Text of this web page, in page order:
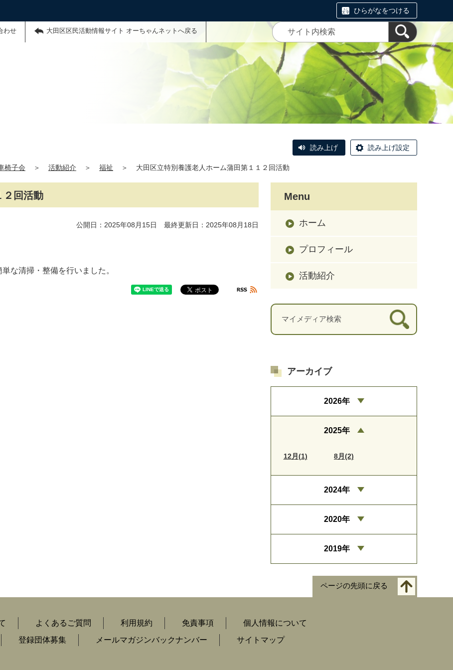
ひらがなをつける
わせ 大田区区民活動情報サイト オーちゃんネットへ戻る
読み上げ 読み上げ設定
椅子会 ＞ 活動紹介 ＞ 福祉 ＞ 大田区立特別養護老人ホーム蒲田第１１２回活動
２回活動
公開日：2025年08月15日 最終更新日：2025年08月18日
な清掃・整備を行いました。
Menu
ホーム
プロフィール
活動紹介
アーカイブ
2026年
2025年
12月(1) 8月(2)
2024年
2020年
2019年
ページの先頭に戻る
よくあるご質問 利用規約 免責事項
個人情報について
登録団体募集 メールマガジンバックナンバー サイトマップ